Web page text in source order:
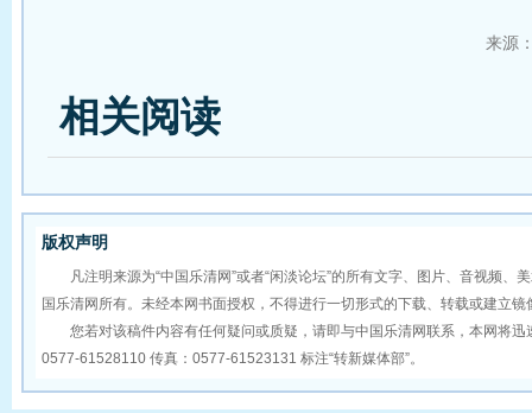
来源
相关阅读
版权声明
凡注明来源为“中国乐清网”或者“闲淡论坛”的所有文字、图片、音视频、
国乐清网所有。未经本网书面授权，不得进行一切形式的下载、转载或建立镜
您若对该稿件内容有任何疑问或质疑，请即与中国乐清网联系，本网将迅
0577-61528110 传真：0577-61523131 标注“转新媒体部”。